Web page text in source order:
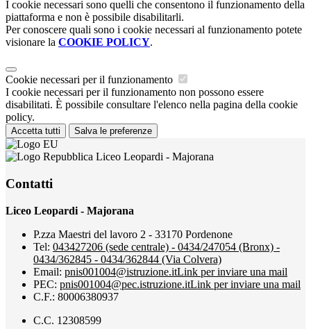
I cookie necessari sono quelli che consentono il funzionamento della
piattaforma e non è possibile disabilitarli.
Per conoscere quali sono i cookie necessari al funzionamento potete
visionare la COOKIE POLICY.
Cookie necessari per il funzionamento
I cookie necessari per il funzionamento non possono essere
disabilitati. È possibile consultare l'elenco nella pagina della cookie
policy.
Accetta tutti Salva le preferenze
Liceo Leopardi - Majorana
Contatti
Liceo Leopardi - Majorana
P.zza Maestri del lavoro 2 - 33170 Pordenone
Tel: 043427206 (sede centrale) - 0434/247054 (Bronx) -
0434/362845 - 0434/362844 (Via Colvera)
Email: pnis001004@istruzione.itLink per inviare una mail
PEC: pnis001004@pec.istruzione.itLink per inviare una mail
C.F.: 80006380937
C.C. 12308599